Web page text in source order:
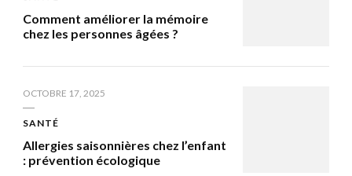
Comment améliorer la mémoire
chez les personnes âgées ?
OCTOBRE 17, 2025
SANTÉ
Allergies saisonnières chez l’enfant
: prévention écologique